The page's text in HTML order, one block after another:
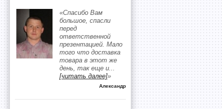
«Спасибо Вам
большое, спасли
перед
ответственной
презентацией. Мало
того что доставка
товара в этот же
день, так еще и...
[читать далее]»
Александр